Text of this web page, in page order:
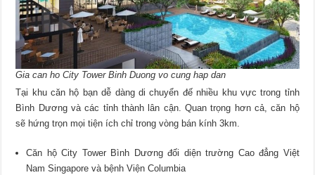
Gia can ho City Tower Binh Duong vo cung hap dan
Tại khu căn hộ bạn dễ dàng di chuyển đế nhiều khu vực trong tỉnh
Bình Dương và các tỉnh thành lân cận. Quan trọng hơn cả, căn hộ
sẽ hứng trọn mọi tiện ích chỉ trong vòng bán kính 3km.
Căn hộ City Tower Bình Dương đối diện trường Cao đẳng Việt
Nam Singapore và bệnh Viện Columbia